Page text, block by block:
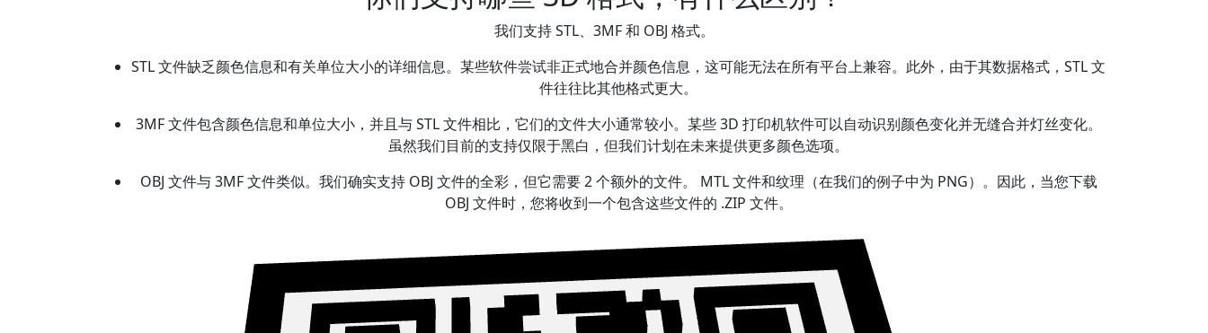
我们支持 STL、3MF 和 OBJ 格式。
STL 文件缺乏颜色信息和有关单位大小的详细信息。某些软件尝试非正式地合并颜色信息，这可能无法在所有平台上兼容。此外，由于其数据格式，STL 文
件往往比其他格式更大。
3MF 文件包含颜色信息和单位大小，并且与 STL 文件相比，它们的文件大小通常较小。某些 3D 打印机软件可以自动识别颜色变化并无缝合并灯丝变化。
虽然我们目前的支持仅限于黑白，但我们计划在未来提供更多颜色选项。
OBJ 文件与 3MF 文件类似。我们确实支持 OBJ 文件的全彩，但它需要 2 个额外的文件。 MTL 文件和纹理（在我们的例子中为 PNG）。因此，当您下载
OBJ 文件时，您将收到一个包含这些文件的 .ZIP 文件。